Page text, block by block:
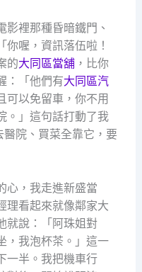
影裡那種昏暗鐵門、
喔，資訊落伍啦！
的大同區當舖，比你
：「他們有大同區汽
可以免留車，你不用
。」這句話打動了我
院、買菜全靠它，要
心，我走進新盛當
理看起來就像鄰家大
就說：「阿珠姐對
，我泡杯茶。」這一
一半。我把機車行